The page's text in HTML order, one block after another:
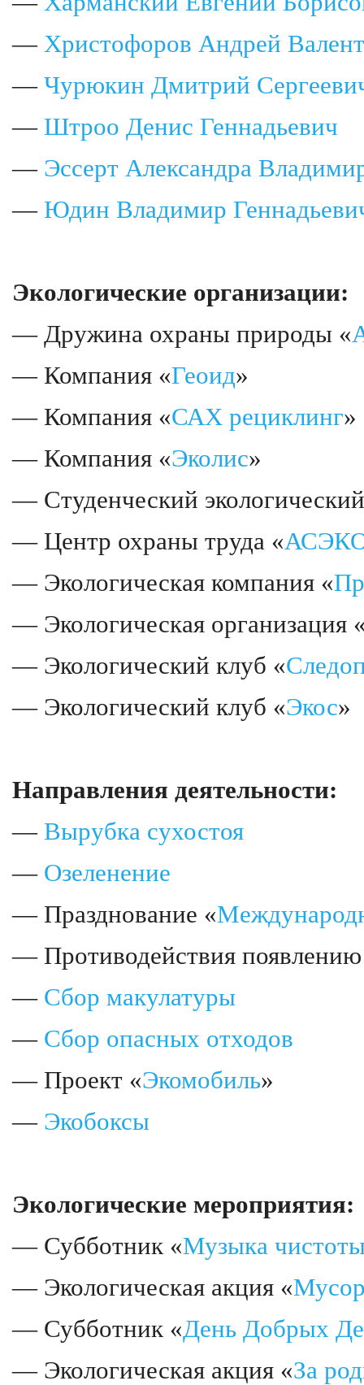
— Христофоров Андрей
— Чурюкин Дмитрий
— Штроо Денис Геннадьевич
— Эссерт Александра
— Юдин Владимир
Экологические организации:
— Дружина охраны природы «
— Компания «Геоид»
— Компания «САХ рециклинг»
— Компания «Эколис»
— Студенческий
— Центр охраны труда «
— Экологическая компания «
— Экологическая организация
— Экологический клуб «
— Экологический клуб «Экос»
Направления деятельности:
— Вырубка сухостоя
— Озеленение
— Празднование «
— Противодействия
— Сбор макулатуры
— Сбор опасных отходов
— Проект «Экомобиль»
— Экобоксы
Экологические мероприятия:
— Субботник «Музыка
— Экологическая акция «
— Субботник «День Добрых
— Экологическая акция «За